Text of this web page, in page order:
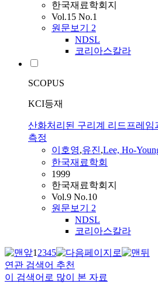
한국재료학회지
Vol.15 No.1
원문보기 2
NDSL
코리아스칼라
SCOPUS
KCI등재
산화처리된 구리계 리드프레임
측정
이호영,유진,Lee, Ho-
한국재료학회
1999
한국재료학회지
Vol.9 No.10
원문보기 2
NDSL
코리아스칼라
12345
연관 검색어 추천
이 검색어로 많이 본 자료